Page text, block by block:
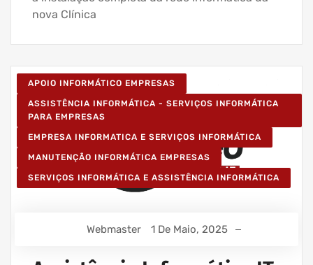
nova Clínica
APOIO INFORMÁTICO EMPRESAS
ASSISTÊNCIA INFORMÁTICA - SERVIÇOS INFORMÁTICA
PARA EMPRESAS
EMPRESA INFORMATICA E SERVIÇOS INFORMÁTICA
MANUTENÇÃO INFORMÁTICA EMPRESAS
SERVIÇOS INFORMÁTICA E ASSISTÊNCIA INFORMÁTICA
Webmaster 1 De Maio, 2025